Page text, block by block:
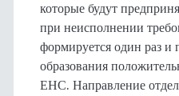
которые будут
при неисполнении
формируется один раз
образования
ЕНС. Направление